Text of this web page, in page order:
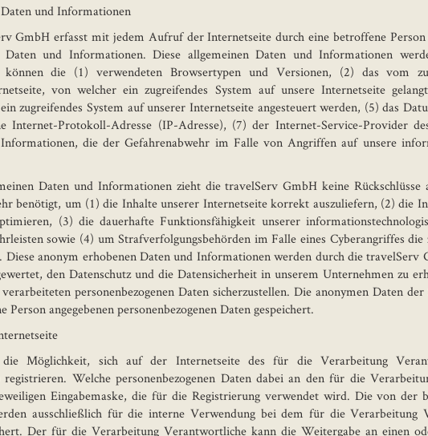
und Informationen
GmbH erfasst mit jedem Aufruf der Internetseite durch eine betroffene
und Informationen. Diese allgemeinen Daten und Informationen
können die (1) verwendeten Browsertypen und Versionen, (2) das vom
von welcher ein zugreifendes System auf unsere Internetseite
zugreifendes System auf unserer Internetseite angesteuert werden, (5) das
Internet-Protokoll-Adresse (IP-Adresse), (7) der Internet-Service-Provider
die der Gefahrenabwehr im Falle von Angriffen auf unsere
Daten und Informationen zieht die travelServ GmbH keine
benötigt, um (1) die Inhalte unserer Internetseite korrekt auszuliefern, (2) die
(3) die dauerhafte Funktionsfähigkeit unserer
sowie (4) um Strafverfolgungsbehörden im Falle eines Cyberangriffes
anonym erhobenen Daten und Informationen werden durch die travelServ
den Datenschutz und die Datensicherheit in unserem Unternehmen zu
personenbezogenen Daten sicherzustellen. Die anonymen Daten
angegebenen personenbezogenen Daten gespeichert.
Möglichkeit, sich auf der Internetseite des für die Verarbeitung
registrieren. Welche personenbezogenen Daten dabei an den für die
Eingabemaske, die für die Registrierung verwendet wird. Die von der
ausschließlich für die interne Verwendung bei dem für die Verarbeitung
Der für die Verarbeitung Verantwortliche kann die Weitergabe an einen